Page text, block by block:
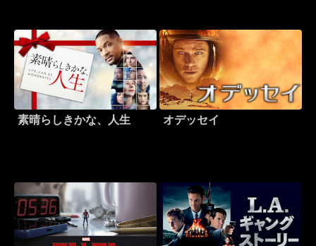
素晴らしきかな、人生 オデッセイ